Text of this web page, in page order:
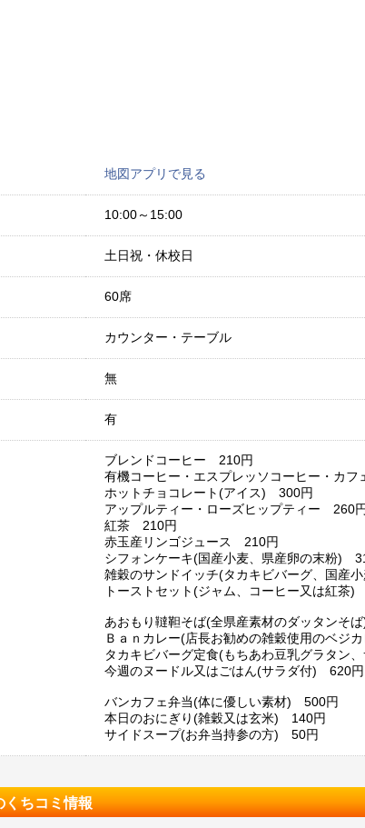
地図アプリで見る
10:00～15:00
土日祝・休校日
60席
カウンター・テーブル
無
有
ブレンドコーヒー 210円
有機コーヒー・エスプレッソコーヒー・カ
ホットチョコレート(アイス) 300円
アップルティー・ローズヒップティー 260円
紅茶 210円
赤玉産リンゴジュース 210円
シフォンケーキ(国産小麦、県産卵の末粉)
雑穀のサンドイッチ(タカキビバーグ、国産
トーストセット(ジャム、コーヒー又は紅茶
あおもり韃靼そば(全県産素材のダッタンそ
Ｂａｎカレー(店長お勧めの雑穀使用のベジ
タカキビバーグ定食(もちあわ豆乳グラタン
今週のヌードル又はごはん(サラダ付) 620円
バンカフェ弁当(体に優しい素材) 500円
本日のおにぎり(雑穀又は玄米) 140円
サイドスープ(お弁当持参の方) 50円
くちコミ情報